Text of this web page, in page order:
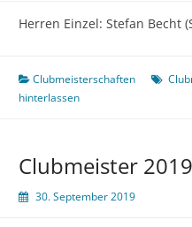
Herren Einzel: Stefan Becht
Clubmeisterschaften
hinterlassen
Clubmeister 2019
30. September 2019